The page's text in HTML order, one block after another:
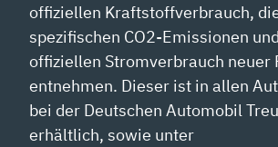
offiziellen Kraftstoffverbrauch,
spezifischen CO2-Emissionen
offiziellen Stromverbrauch neuer
entnehmen. Dieser ist in allen
bei der Deutschen Automobil
erhältlich, sowie unter